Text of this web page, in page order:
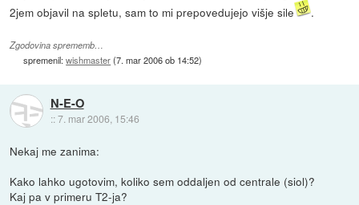
2jem objavil na spletu, sam to mi prepovedujejo višje sile
.
Zgodovina sprememb…
spremenil:wishmaster(7. mar 2006 ob 14:52)
N-E-O
::7. mar 2006, 15:46
Nekaj me zanima:
Kako lahko ugotovim, koliko sem oddaljen od centrale (siol)?
Kaj pa v primeru T2-ja?